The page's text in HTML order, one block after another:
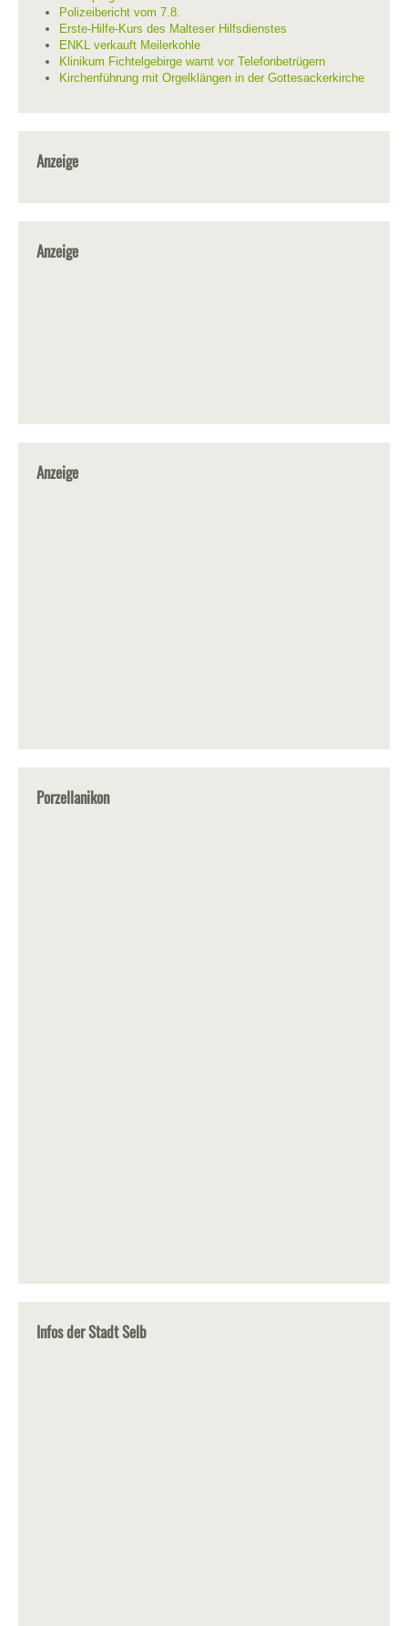
Polizeibericht vom 7.8.
Erste-Hilfe-Kurs des Malteser Hilfsdienstes
ENKL verkauft Meilerkohle
Klinikum Fichtelgebirge warnt vor Telefonbetrügern
Kirchenführung mit Orgelklängen in der Gottesackerkirche
Anzeige
Anzeige
Anzeige
Porzellanikon
Infos der Stadt Selb